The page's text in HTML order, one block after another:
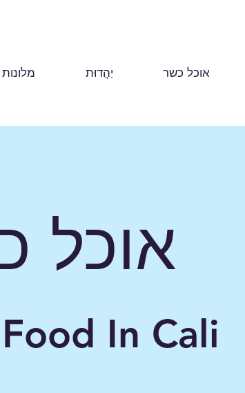
מלונות יַהֲדוּת אוכל כשר
אוכל
In Cali